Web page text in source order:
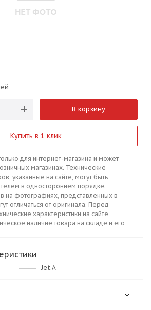
В корзину
Купить в 1 клик
для интернет-магазина и может
магазинах. Технические
указанные на сайте, могут быть
в одностороннем порядке.
на фотографиях, представленных в
отличаться от оригинала. Перед
характеристики на сайте
наличие товара на складе и его
Jet.A